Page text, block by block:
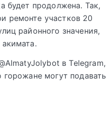
будет продолжена. Так,
ремонте участков 20
районного значения,
в Telegram,
могут подавать